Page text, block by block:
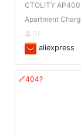
CTOLITY
Apartment
DE
aliexpress
🔗404?